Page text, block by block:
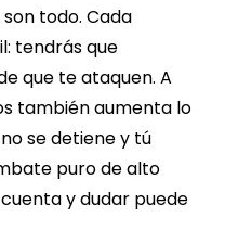
todo. Cada
tendrás que
que te ataquen. A
también aumenta lo
se detiene y tú
puro de alto
y dudar puede